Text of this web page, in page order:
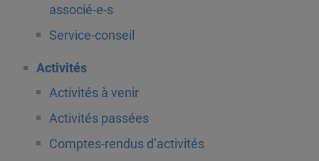
associé-e-s
Service-conseil
Activités
Activités à venir
Activités passées
Comptes-rendus d’activités